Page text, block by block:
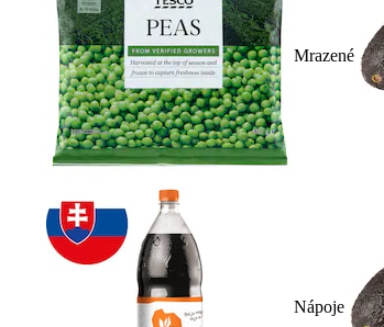
Mrazené
Nápoje